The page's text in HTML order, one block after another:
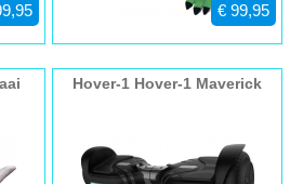
€ 99,95
Hover-1 Hover-1 Maverick